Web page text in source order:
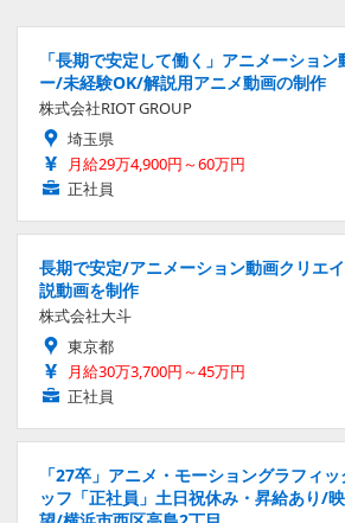
「長期で安定して働く」アニメーショ
ー/未経験OK/解説用アニメ動画の制作
株式会社RIOT GROUP
埼玉県
月給29万4,900円～60万円
正社員
長期で安定/アニメーション動画クリエ
説動画を制作
株式会社大斗
東京都
月給30万3,700円～45万円
正社員
「27卒」アニメ・モーショングラフィ
ッフ「正社員」土日祝休み・昇給あり/